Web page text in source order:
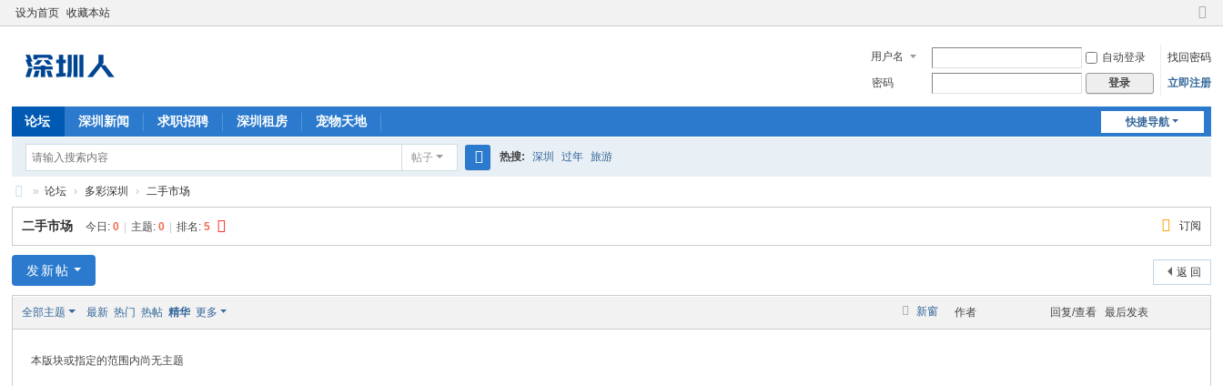
设为首页 收藏本站
切
到
窄
用户名 自动登录
找回密码
密码
登录 立即注册
快捷导航
论坛 深圳新闻 求职招聘 深圳租房 宠物天地
帖子
索
热搜: 深圳 过年 旅游
深
圳
人
» 论坛 › 多彩深圳 › 二手市场
订阅
二手市场 今日:0 主题:0 排名:5
返 回
发新帖
新窗
全部主题 最新 热门 热帖 精华 更多 作者 回复/查看 最后发表
本版块或指定的范围内尚无主题